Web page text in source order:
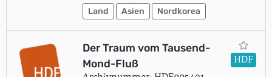
Land
Asien Nordkorea
Der Traum vom Tausend-
Mond-Fluß
HDF